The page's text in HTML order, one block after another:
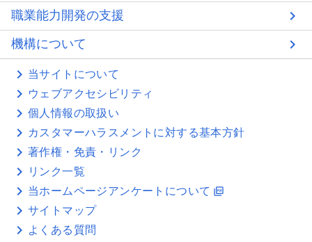
職業能力開発の支援
機構について
当サイトについて
ウェブアクセシビリティ
個人情報の取扱い
カスタマーハラスメントに対する基本方針
著作権・免責・リンク
リンク一覧
当ホームページアンケートについて picture_as_pdf
サイトマップ
よくある質問